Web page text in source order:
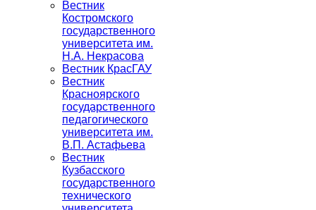
Вестник
Костромского
государственного
университета им.
Н.А. Некрасова
Вестник КрасГАУ
Вестник
Красноярского
государственного
педагогического
университета им.
В.П. Астафьева
Вестник
Кузбасского
государственного
технического